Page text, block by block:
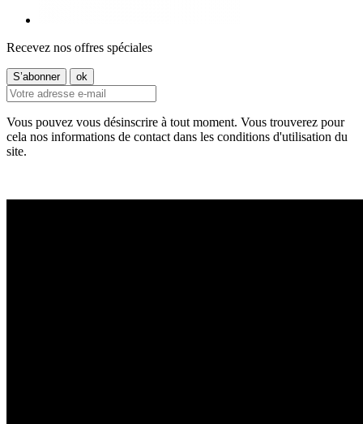
Recevez nos offres spéciales
Vous pouvez vous désinscrire à tout moment. Vous trouverez pour
cela nos informations de contact dans les conditions d'utilisation du
site.